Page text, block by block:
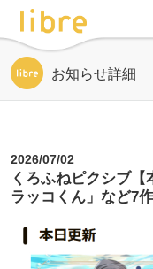
お知らせ詳細
2026/07/02
くろふねピクシブ
ラッコくん」など7